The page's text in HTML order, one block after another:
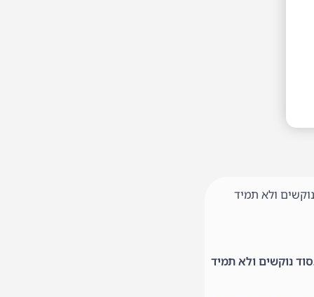
ולא תמיד
נוקשים ולא תמיד